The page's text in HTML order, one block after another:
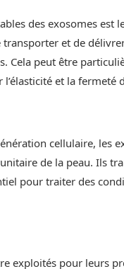
des exosomes
transporter et de
Cela peut être
et la fermeté
cellulaire, les
de la peau. Ils
pour traiter des
exploités pour leurs